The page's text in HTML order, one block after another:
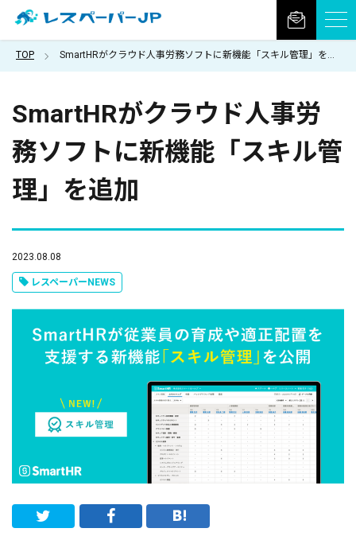
TOP SmartHRがクラウド人事労務ソフトに新機能「スキル管理」を追加
SmartHRがクラウド人事労
務ソフトに新機能「スキル管
理」を追加
2023.08.08
レスペーパーNEWS